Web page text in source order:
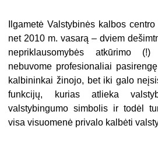
Ilgametė Valstybinės kalbos
net 2010 m. vasarą – dviem
nepriklausomybės atkūrimo
nebuvome profesionaliai
kalbininkai žinojo, bet iki galo
funkcijų, kurias atlieka
valstybingumo simbolis ir todėl
visa visuomenė privalo kalbėti